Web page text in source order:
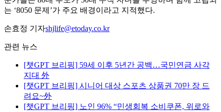
는 ‘8050 문제’가 주요 배경이라고 지적했다.
손효정 기자shjlife@etoday.co.kr
관련 뉴스
[챗GPT 브리핑] 59세 이후 5년간 공백…국민연금 사각
지대 外
[챗GPT 브리핑] 시니어 대상 스포츠 상품권 70만 장 드
려요~外
[챗GPT 브리핑] 노인 96% “민생회복 소비쿠폰, 위로와